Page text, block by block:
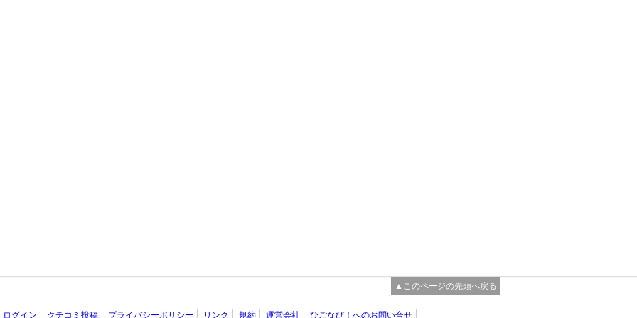
▲このページの先頭へ戻る
ログイン クチコミ投稿 プライバシーポリシー リンク 規約 運営会社 ひごなび！へのお問い合せ